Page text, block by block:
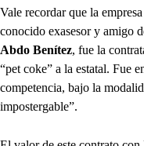
Vale recordar que la empresa
conocido exasesor y amigo
Abdo Benítez, fue la
“pet coke” a la estatal. Fue
competencia, bajo la
impostergable”.